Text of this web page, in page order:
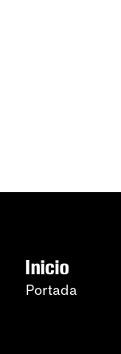
Inicio
Portada